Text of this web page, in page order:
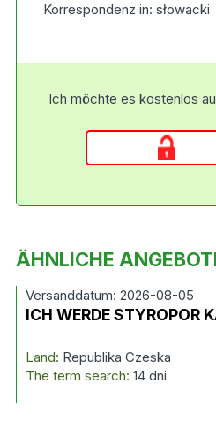
Korrespondenz in: słowacki
Ich möchte es kostenlos
ÄHNLICHE
Versanddatum: 2026-08-05
ICH WERDE STYROPOR
Land: Republika Czeska
The term search: 14 dni